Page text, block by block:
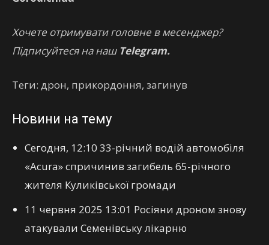
Хочете отримувати головне в месенджер?
Підписуйтеся на наш Telegram.
Теги: дрон, прикордоння, загинув
Новини на тему
Сегодня, 12:10 33-річний водій автомобіля
«Acura» спричинив загибель 65-річного
жителя Куликівської громади
11 червня 2025 13:01 Росіяни дроном знову
атакували Семенівську лікарню